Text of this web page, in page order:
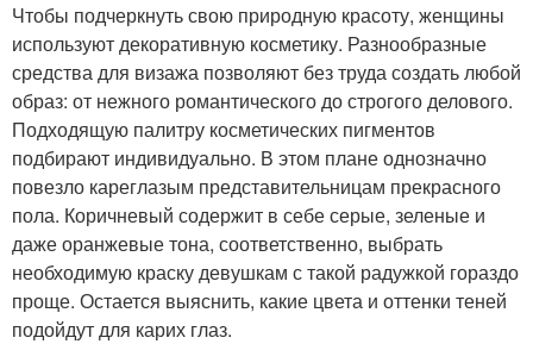
Чтобы подчеркнуть свою природную красоту, женщины
используют декоративную косметику. Разнообразные
средства для визажа позволяют без труда создать любой
образ: от нежного романтического до строгого делового.
Подходящую палитру косметических пигментов
подбирают индивидуально. В этом плане однозначно
повезло кареглазым представительницам прекрасного
пола. Коричневый содержит в себе серые, зеленые и
даже оранжевые тона, соответственно, выбрать
необходимую краску девушкам с такой радужкой гораздо
проще. Остается выяснить, какие цвета и оттенки теней
подойдут для карих глаз.